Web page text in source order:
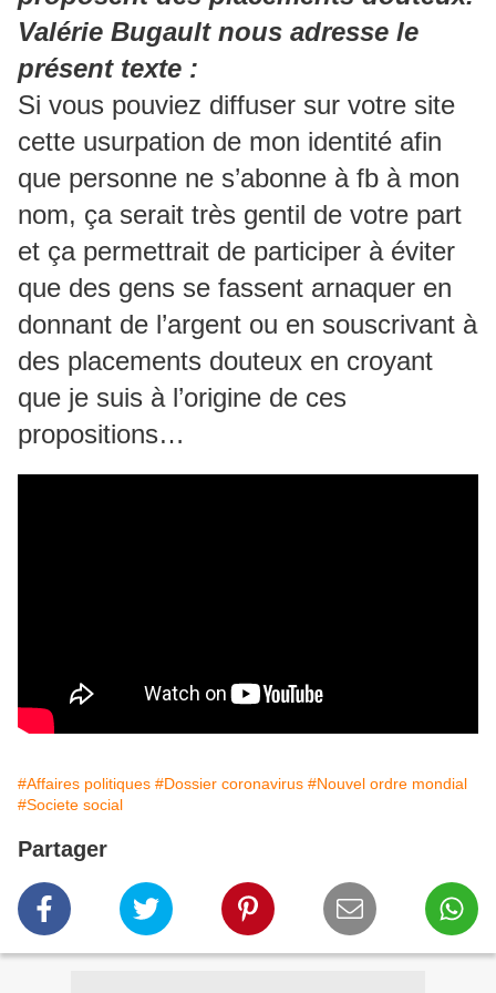
Valérie Bugault nous adresse le
présent texte :
Si vous pouviez diffuser sur votre site
cette usurpation de mon identité afin
que personne ne s’abonne à fb à mon
nom, ça serait très gentil de votre part
et ça permettrait de participer à éviter
que des gens se fassent arnaquer en
donnant de l’argent ou en souscrivant à
des placements douteux en croyant
que je suis à l’origine de ces
propositions…
#Affaires politiques #Dossier coronavirus #Nouvel ordre mondial
#Societe social
Partager